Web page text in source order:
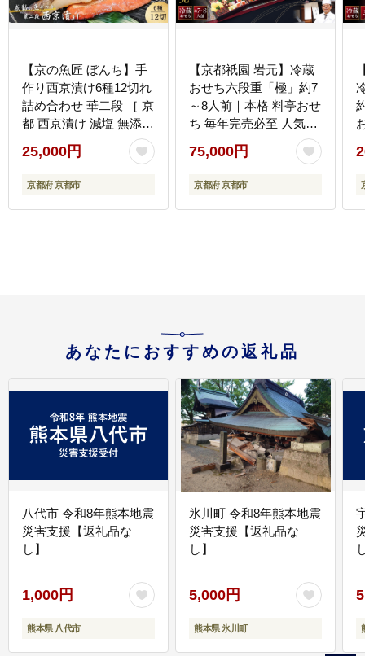
【京の魚匠 ぼんち】手
作り西京漬け6種12切れ
詰め合わせ 華二段 ［ 京
都 西京漬け 減塩 無添加
魚 簡単 便利 人気 おす
すめ お取り寄せ 通販 送
料無料 ふるさと納税 ］
25,000円
京都府 京都市
【京都祇園 岩元】冷蔵
おせち六段重「極」約7
～8人前｜本格 料亭おせ
ち 毎年完売必至 人気［
京都 祇園 老舗 料亭 完
売必至の大人気おせち
おすすめ 六段重 7人 8人
ち お節 京おせち 京料理
75,000円
京都府 京都市
あなたにおすすめの返礼品
八代市 令和8年熊本地震
災害支援【返礼品な
し】
1,000円
熊本県 八代市
氷川町 令和8年熊本地震
災害支援【返礼品な
し】
5,000円
熊本県 氷川町